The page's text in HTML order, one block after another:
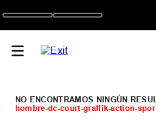
hombre-dc-court-graffik-action-